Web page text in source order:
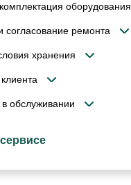
оборудования
согласование ремонта
хранения
обслуживании